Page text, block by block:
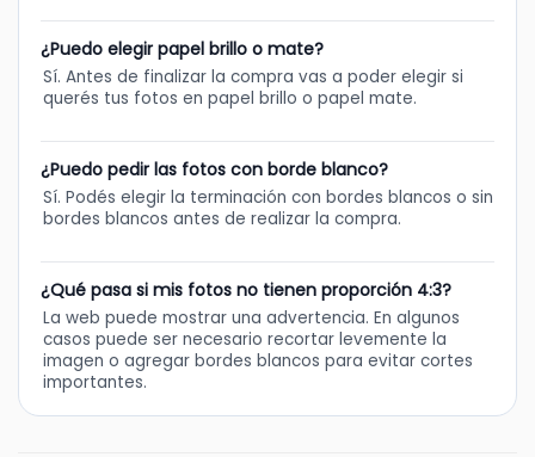
¿Puedo elegir papel brillo o mate?
Sí. Antes de finalizar la compra vas a poder elegir si
querés tus fotos en papel brillo o papel mate.
¿Puedo pedir las fotos con borde blanco?
Sí. Podés elegir la terminación con bordes blancos o sin
bordes blancos antes de realizar la compra.
¿Qué pasa si mis fotos no tienen proporción 4:3?
La web puede mostrar una advertencia. En algunos
casos puede ser necesario recortar levemente la
imagen o agregar bordes blancos para evitar cortes
importantes.